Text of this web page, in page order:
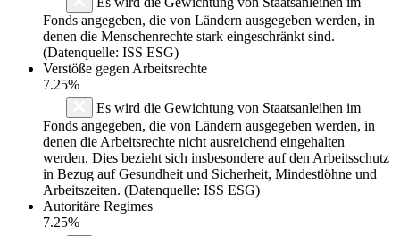
Fonds angegeben, die von Ländern ausgegeben werden, in
denen die Menschenrechte stark eingeschränkt sind.
(Datenquelle: ISS ESG)
Verstöße gegen Arbeitsrechte
7.25%
Es wird die Gewichtung von Staatsanleihen im
Fonds angegeben, die von Ländern ausgegeben werden, in
denen die Arbeitsrechte nicht ausreichend eingehalten
werden. Dies bezieht sich insbesondere auf den Arbeitsschutz
in Bezug auf Gesundheit und Sicherheit, Mindestlöhne und
Arbeitszeiten. (Datenquelle: ISS ESG)
Autoritäre Regimes
7.25%